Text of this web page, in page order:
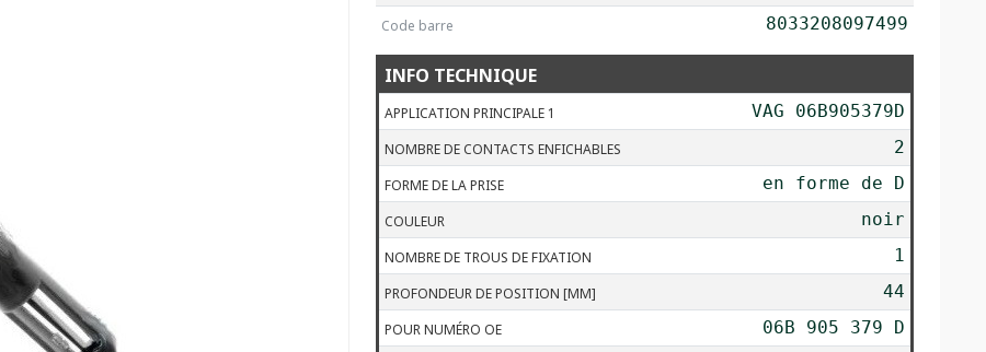
Code barre 8033208097499
INFO TECHNIQUE
APPLICATION PRINCIPALE 1 VAG 06B905379D
NOMBRE DE CONTACTS ENFICHABLES 2
FORME DE LA PRISE en forme de D
COULEUR noir
NOMBRE DE TROUS DE FIXATION 1
PROFONDEUR DE POSITION [MM] 44
POUR NUMÉRO OE 06B 905 379 D